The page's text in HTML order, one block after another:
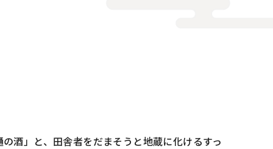
酒」と、田舎者をだまそうと地蔵に化けるすっ